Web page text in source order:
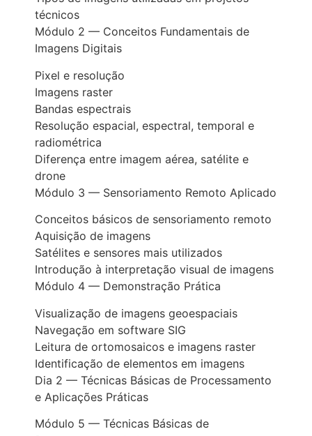
técnicos
Módulo 2 — Conceitos Fundamentais de
Imagens Digitais
Pixel e resolução
Imagens raster
Bandas espectrais
Resolução espacial, espectral, temporal e
radiométrica
Diferença entre imagem aérea, satélite e
drone
Módulo 3 — Sensoriamento Remoto Aplicado
Conceitos básicos de sensoriamento remoto
Aquisição de imagens
Satélites e sensores mais utilizados
Introdução à interpretação visual de imagens
Módulo 4 — Demonstração Prática
Visualização de imagens geoespaciais
Navegação em software SIG
Leitura de ortomosaicos e imagens raster
Identificação de elementos em imagens
Dia 2 — Técnicas Básicas de Processamento
e Aplicações Práticas
Módulo 5 — Técnicas Básicas de